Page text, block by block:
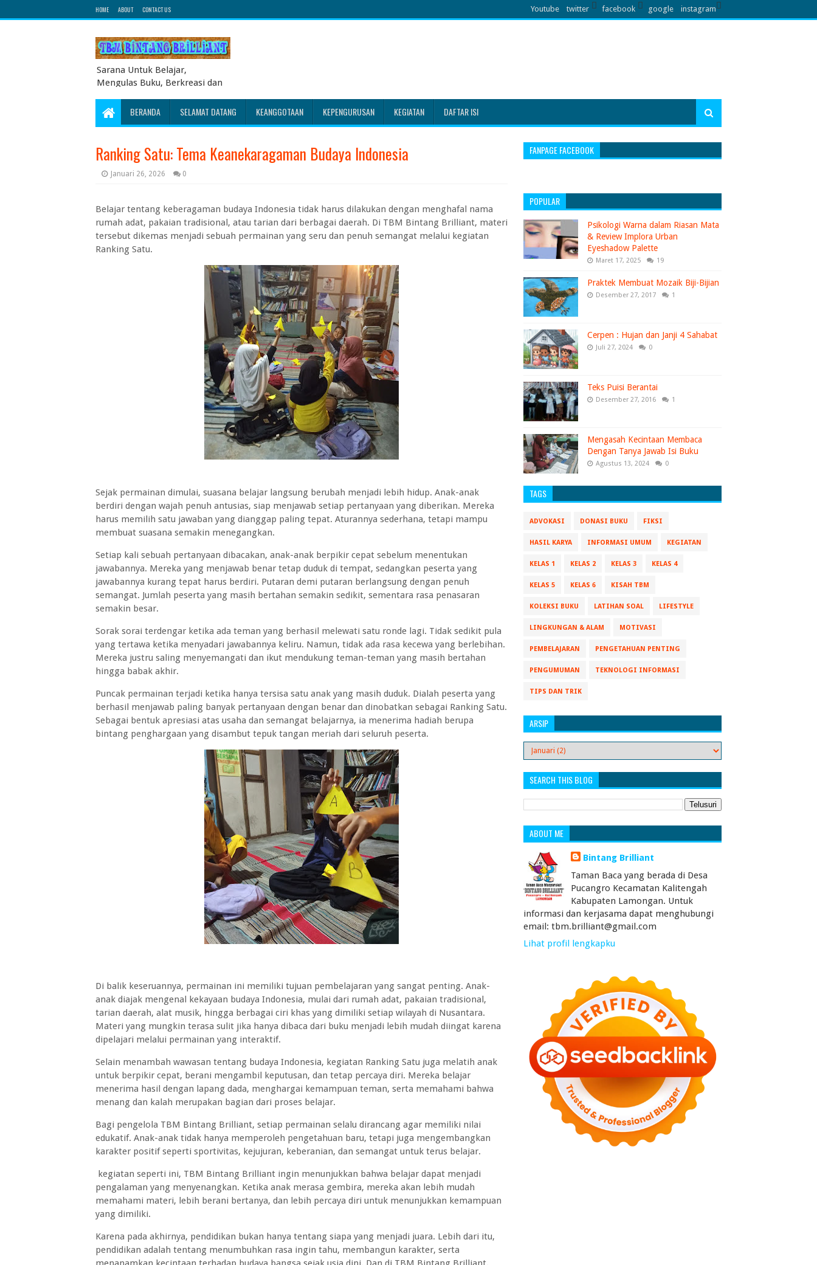
HOME ABOUT CONTACT US Youtube twitter facebook google instagram
Sarana Untuk Belajar,
Mengulas Buku, Berkreasi dan
Energi Literasi Berbagai soal
ujian sekolah dasar juga
BERANDA SELAMAT DATANG KEANGGOTAAN KEPENGURUSAN KEGIATAN DAFTAR ISI
Ranking Satu: Tema Keanekaragaman Budaya Indonesia
Januari 26, 2026 0
Belajar tentang keberagaman budaya Indonesia tidak harus dilakukan dengan menghafal nama
rumah adat, pakaian tradisional, atau tarian dari berbagai daerah. Di TBM Bintang Brilliant, materi
tersebut dikemas menjadi sebuah permainan yang seru dan penuh semangat melalui kegiatan
Ranking Satu.
Sejak permainan dimulai, suasana belajar langsung berubah menjadi lebih hidup. Anak-anak
berdiri dengan wajah penuh antusias, siap menjawab setiap pertanyaan yang diberikan. Mereka
harus memilih satu jawaban yang dianggap paling tepat. Aturannya sederhana, tetapi mampu
membuat suasana semakin menegangkan.
Setiap kali sebuah pertanyaan dibacakan, anak-anak berpikir cepat sebelum menentukan
jawabannya. Mereka yang menjawab benar tetap duduk di tempat, sedangkan peserta yang
jawabannya kurang tepat harus berdiri. Putaran demi putaran berlangsung dengan penuh
semangat. Jumlah peserta yang masih bertahan semakin sedikit, sementara rasa penasaran
semakin besar.
Sorak sorai terdengar ketika ada teman yang berhasil melewati satu ronde lagi. Tidak sedikit pula
yang tertawa ketika menyadari jawabannya keliru. Namun, tidak ada rasa kecewa yang berlebihan.
Mereka justru saling menyemangati dan ikut mendukung teman-teman yang masih bertahan
hingga babak akhir.
Puncak permainan terjadi ketika hanya tersisa satu anak yang masih duduk. Dialah peserta yang
berhasil menjawab paling banyak pertanyaan dengan benar dan dinobatkan sebagai Ranking Satu.
Sebagai bentuk apresiasi atas usaha dan semangat belajarnya, ia menerima hadiah berupa
bintang penghargaan yang disambut tepuk tangan meriah dari seluruh peserta.
Di balik keseruannya, permainan ini memiliki tujuan pembelajaran yang sangat penting. Anak-
anak diajak mengenal kekayaan budaya Indonesia, mulai dari rumah adat, pakaian tradisional,
tarian daerah, alat musik, hingga berbagai ciri khas yang dimiliki setiap wilayah di Nusantara.
Materi yang mungkin terasa sulit jika hanya dibaca dari buku menjadi lebih mudah diingat karena
dipelajari melalui permainan yang interaktif.
Selain menambah wawasan tentang budaya Indonesia, kegiatan Ranking Satu juga melatih anak
untuk berpikir cepat, berani mengambil keputusan, dan tetap percaya diri. Mereka belajar
menerima hasil dengan lapang dada, menghargai kemampuan teman, serta memahami bahwa
menang dan kalah merupakan bagian dari proses belajar.
Bagi pengelola TBM Bintang Brilliant, setiap permainan selalu dirancang agar memiliki nilai
edukatif. Anak-anak tidak hanya memperoleh pengetahuan baru, tetapi juga mengembangkan
karakter positif seperti sportivitas, kejujuran, keberanian, dan semangat untuk terus belajar.
kegiatan seperti ini, TBM Bintang Brilliant ingin menunjukkan bahwa belajar dapat menjadi
pengalaman yang menyenangkan. Ketika anak merasa gembira, mereka akan lebih mudah
memahami materi, lebih berani bertanya, dan lebih percaya diri untuk menunjukkan kemampuan
yang dimiliki.
Karena pada akhirnya, pendidikan bukan hanya tentang siapa yang menjadi juara. Lebih dari itu,
pendidikan adalah tentang menumbuhkan rasa ingin tahu, membangun karakter, serta
FANPAGE FACEBOOK
POPULAR
Psikologi Warna dalam Riasan Mata
& Review Implora Urban
Eyeshadow Palette
Maret 17, 2025 19
Praktek Membuat Mozaik Biji-Bijian
Desember 27, 2017 1
Cerpen : Hujan dan Janji 4 Sahabat
Juli 27, 2024 0
Teks Puisi Berantai
Desember 27, 2016 1
Mengasah Kecintaan Membaca
Dengan Tanya Jawab Isi Buku
Agustus 13, 2024 0
TAGS
ADVOKASI DONASI BUKU FIKSI
HASIL KARYA INFORMASI UMUM KEGIATAN
KELAS 1 KELAS 2 KELAS 3 KELAS 4
KELAS 5 KELAS 6 KISAH TBM
KOLEKSI BUKU LATIHAN SOAL LIFESTYLE
LINGKUNGAN & ALAM MOTIVASI
PEMBELAJARAN PENGETAHUAN PENTING
PENGUMUMAN TEKNOLOGI INFORMASI
TIPS DAN TRIK
ARSIP
SEARCH THIS BLOG
ABOUT ME
Bintang Brilliant
Taman Baca yang berada di Desa
Pucangro Kecamatan Kalitengah
Kabupaten Lamongan. Untuk
informasi dan kerjasama dapat menghubungi
email: tbm.brilliant@gmail.com
Lihat profil lengkapku